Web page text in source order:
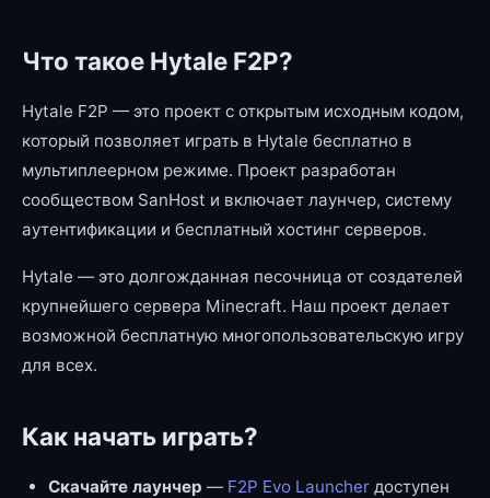
Что такое Hytale F2P?
Hytale F2P — это проект с открытым исходным кодом,
который позволяет играть в Hytale бесплатно в
мультиплеерном режиме. Проект разработан
сообществом SanHost и включает лаунчер, систему
аутентификации и бесплатный хостинг серверов.
Hytale — это долгожданная песочница от создателей
крупнейшего сервера Minecraft. Наш проект делает
возможной бесплатную многопользовательскую игру
для всех.
Как начать играть?
Скачайте лаунчер — F2P Evo Launcher доступен